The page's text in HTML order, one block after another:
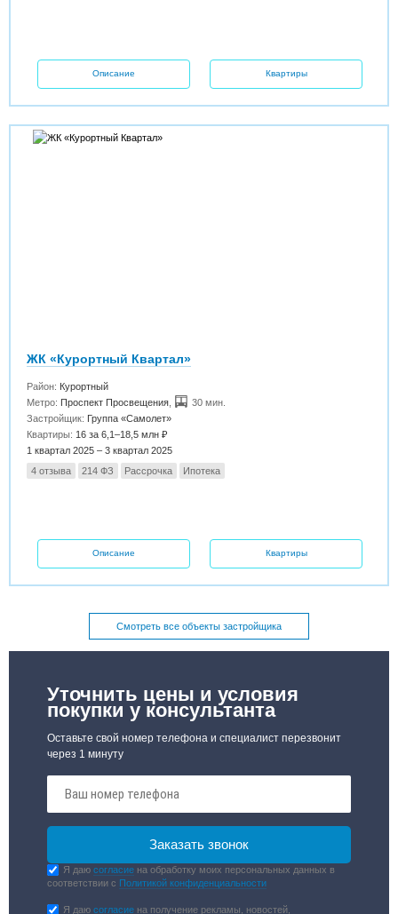
Описание Квартиры
ЖК «Курортный Квартал»
Район: Курортный
Метро: Проспект Просвещения
30 мин.
Застройщик: Группа «Самолет»
Квартиры: 16 за 6,1–18,5 млн ₽
1 квартал 2025 – 3 квартал 2025
4 отзыва
214 ФЗ Рассрочка Ипотека
Описание Квартиры
Смотреть все объекты застройщика
Уточнить цены и условия
покупки у консультанта
Оставьте свой номер телефона и специалист перезвонит
через 1 минуту
Я даюсогласие на обработку моих персональных данных в
соответствии с Политикой конфиденциальности
Я даюсогласие на получение рекламы, новостей,